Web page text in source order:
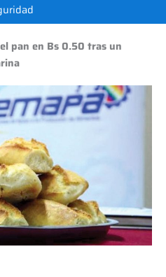
pan en Bs 0.50 tras un